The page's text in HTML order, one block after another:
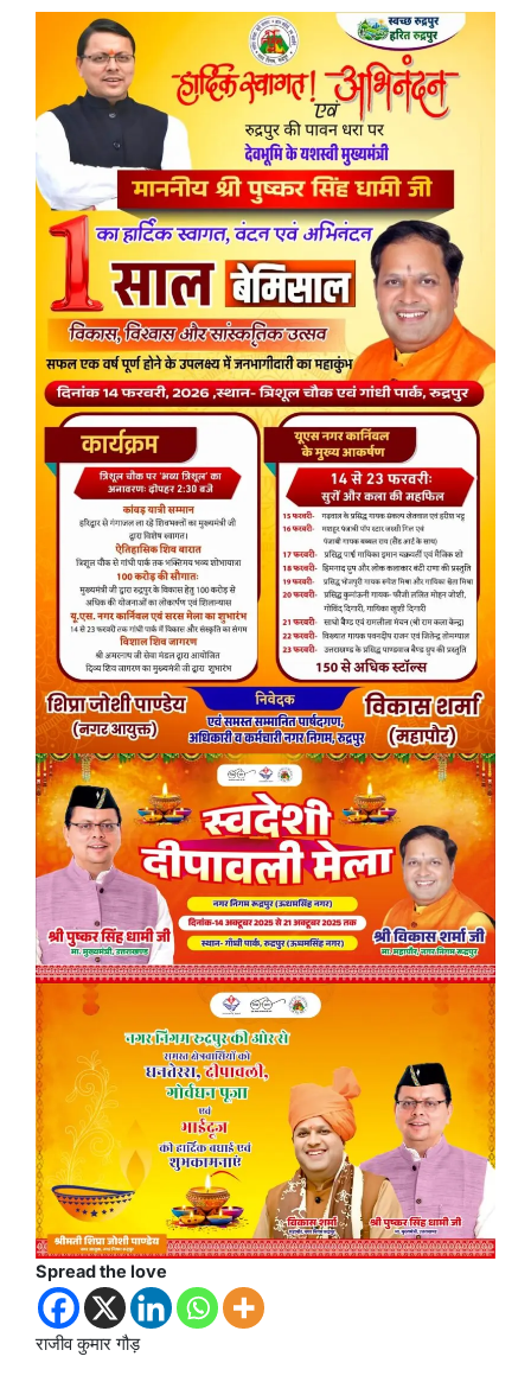
Spread the love
राजीव कुमार गौड़